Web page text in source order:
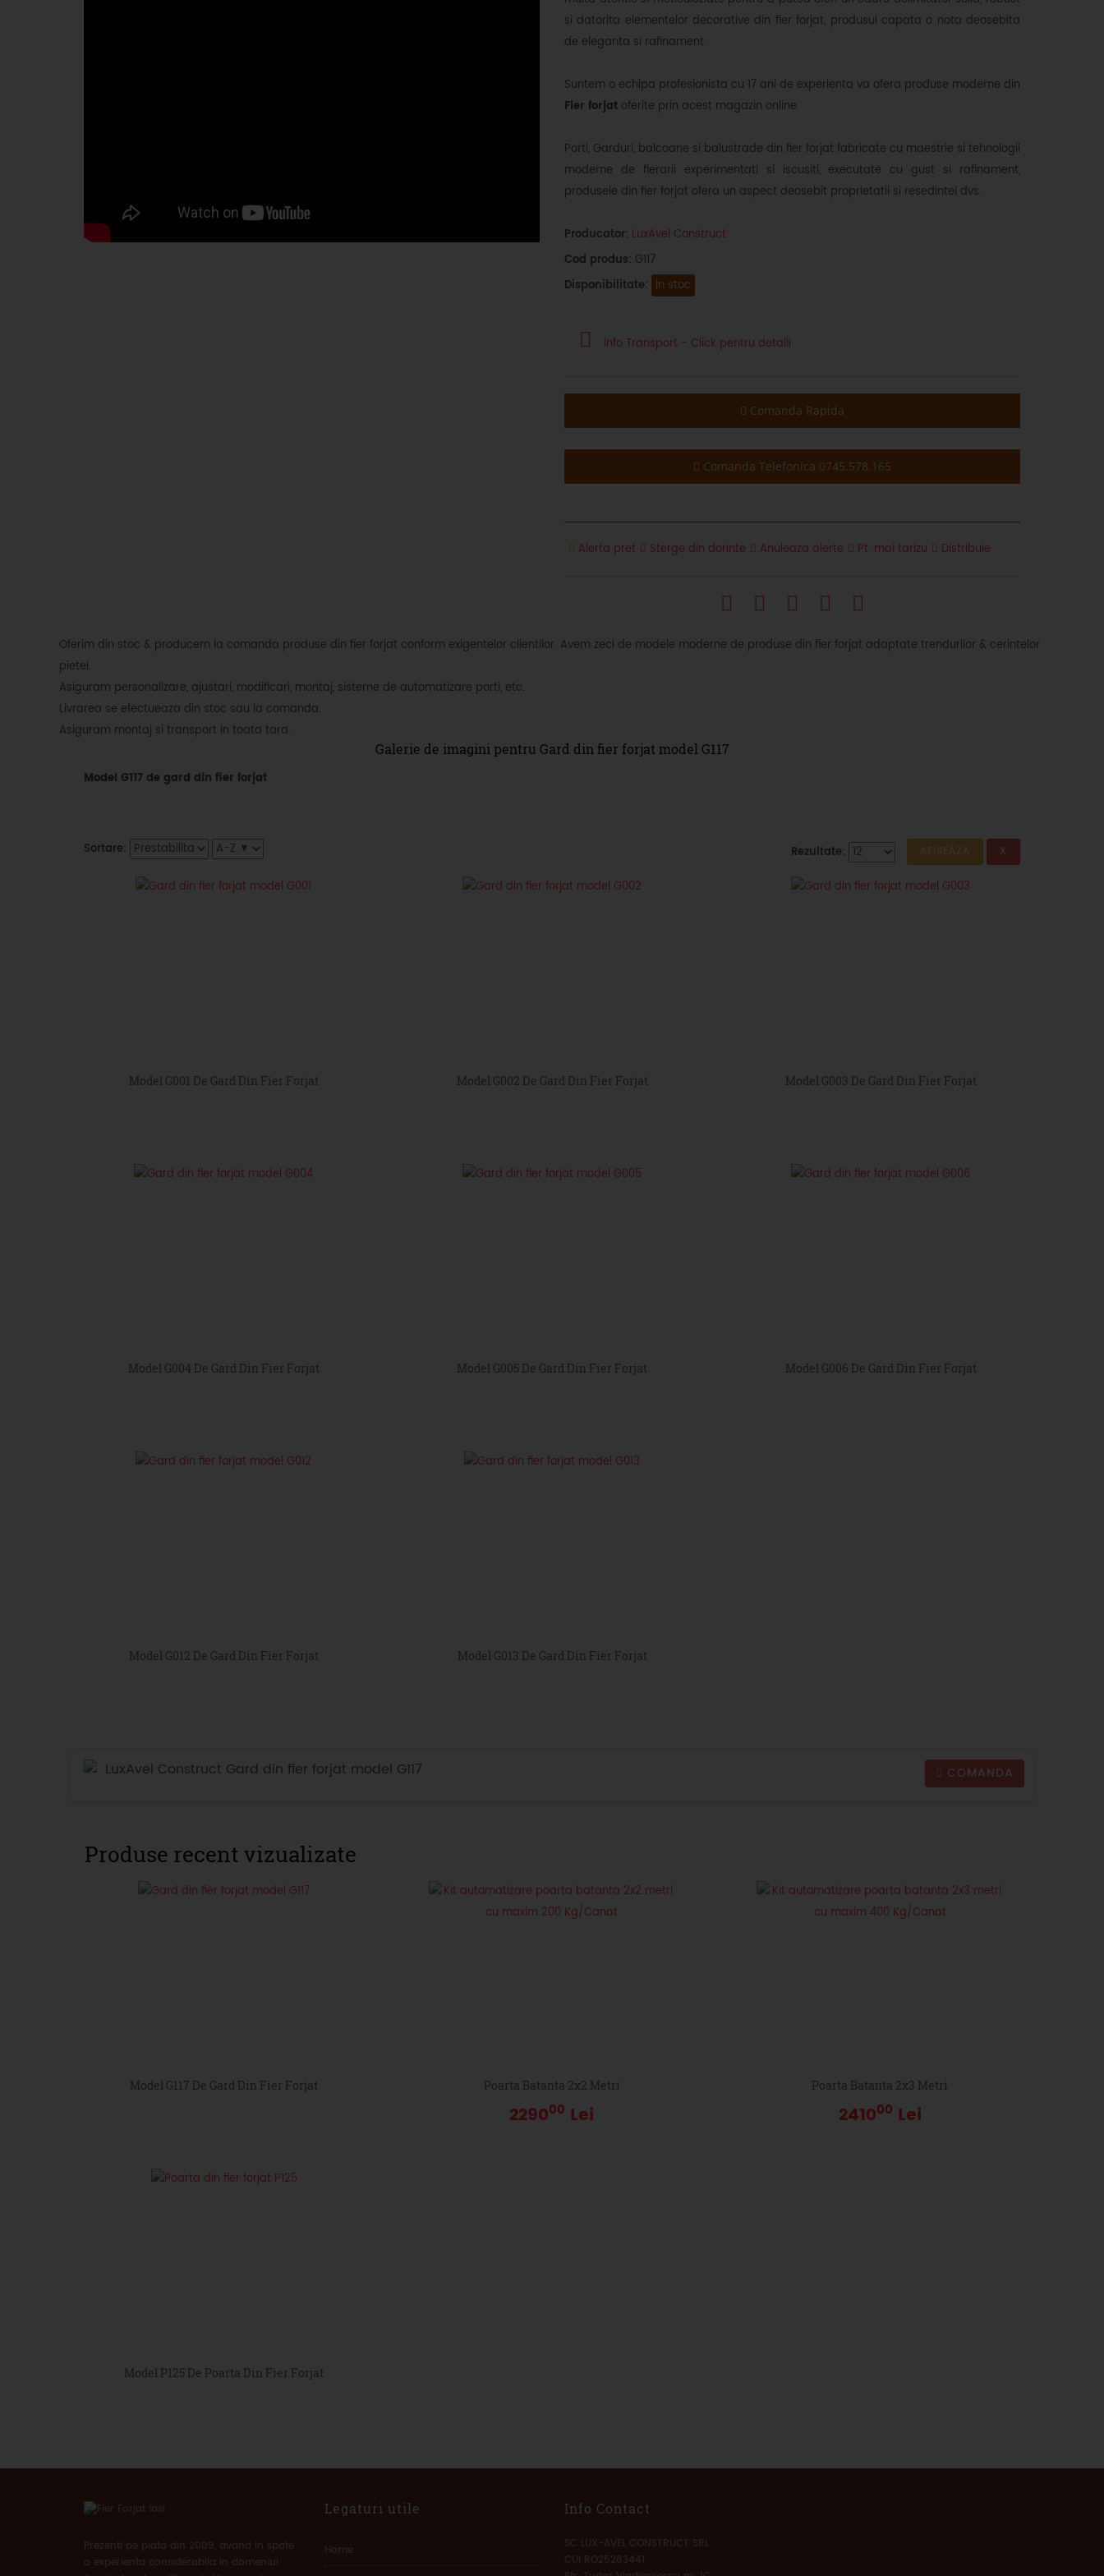
si datorita elementelor decorative din fier forjat, produsul capata o nota deosebita
de eleganta si rafinament.
Suntem o echipa profesionista cu 17 ani de experienta va ofera produse moderne din
Fier forjat oferite prin acest magazin online.
Porti, Garduri, balcoane si balustrade din fier forjat fabricate cu maestrie si tehnologii
moderne de fierarii experimentati si iscusiti, executate cu gust si rafinament,
produsele din fier forjat ofera un aspect deosebit proprietatii si resedintei dvs.
Producator: LuxAvel Construct
Cod produs: G117
Disponibilitate: in stoc
Info Transport - Click pentru detalii
Comanda Rapida
Comanda Telefonica 0745.578.165
Alerta pret Sterge din dorinte Anuleaza alerte Pt. mai tarizu Distribuie
Oferim din stoc & producem la comanda produse din fier forjat conform exigentelor clientilor. Avem zeci de modele moderne de produse din fier forjat adaptate trendurilor & cerintelor
pietei.
Asiguram personalizare, ajustari, modificari, montaj, sisteme de automatizare porti, etc.
Livrarea se efectueaza din stoc sau la comanda.
Asiguram montaj si transport in toata tara.
Galerie de imagini pentru Gard din fier forjat model G117
Model G117 de gard din fier forjat
Sortare: Rezultate:
Model G001 De Gard Din Fier Forjat Model G002 De Gard Din Fier Forjat Model G003 De Gard Din Fier Forjat
Model G004 De Gard Din Fier Forjat Model G005 De Gard Din Fier Forjat Model G006 De Gard Din Fier Forjat
Model G012 De Gard Din Fier Forjat Model G013 De Gard Din Fier Forjat
LuxAvel Construct Gard din fier forjat model G117 COMANDA
Produse recent vizualizate
Model G117 De Gard Din Fier Forjat Poarta Batanta 2x2 Metri
229000 Lei
Poarta Batanta 2x3 Metri
241000 Lei
Model P125 De Poarta Din Fier Forjat
Prezenti pe piata din 2009, avand in spate
o experienta considerabila in domeniul
Legaturi utile
Home
Info Contact
SC LUX-AVEL CONSTRUCT SRL
CUI RO25283441